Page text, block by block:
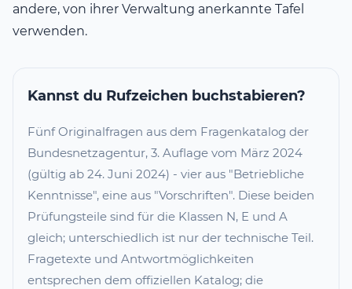
andere, von ihrer Verwaltung anerkannte Tafel
verwenden.
Kannst du Rufzeichen buchstabieren?
Fünf Originalfragen aus dem Fragenkatalog der
Bundesnetzagentur, 3. Auflage vom März 2024
(gültig ab 24. Juni 2024) - vier aus "Betriebliche
Kenntnisse", eine aus "Vorschriften". Diese beiden
Prüfungsteile sind für die Klassen N, E und A
gleich; unterschiedlich ist nur der technische Teil.
Fragetexte und Antwortmöglichkeiten
entsprechen dem offiziellen Katalog; die